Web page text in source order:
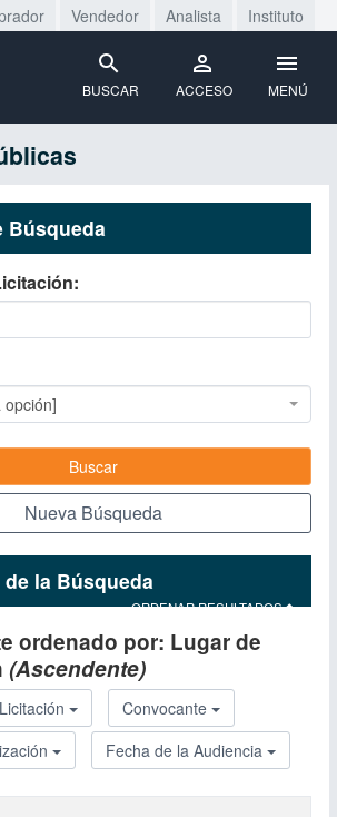
Vendedor Analista Instituto
BUSCAR ACCESO MENÚ
Búsqueda
opción]
Buscar
Nueva Búsqueda
la Búsqueda
ORDENAR RESULTADOS
ordenado por: Lugar de
(Ascendente)
Convocante
Fecha de la Audiencia